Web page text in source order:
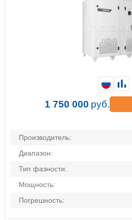
Производитель:
Диапазон:
Тип фазности:
Мощность:
Погрешность:
1 750 000 руб.